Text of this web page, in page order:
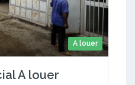
A louer
A louer